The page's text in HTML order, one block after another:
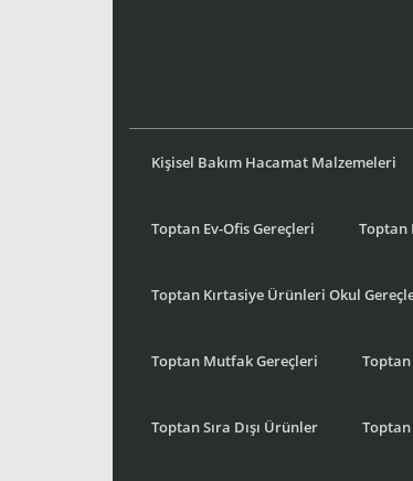
Kişisel Bakım Hacamat Malzemeleri
Toptan Ev-Ofis Gereçleri Toptan
Toptan Kırtasiye Ürünleri Okul
Toptan Mutfak Gereçleri
Toptan Sıra Dışı Ürünler Toptan